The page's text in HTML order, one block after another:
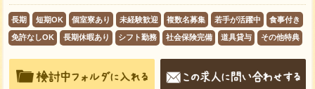
長期 短期OK 個室寮あり 未経験歓迎 複数名募集 若手が活躍中 食事付き
免許なしOK 長期休暇あり シフト勤務 社会保険完備 道具貸与 その他特典